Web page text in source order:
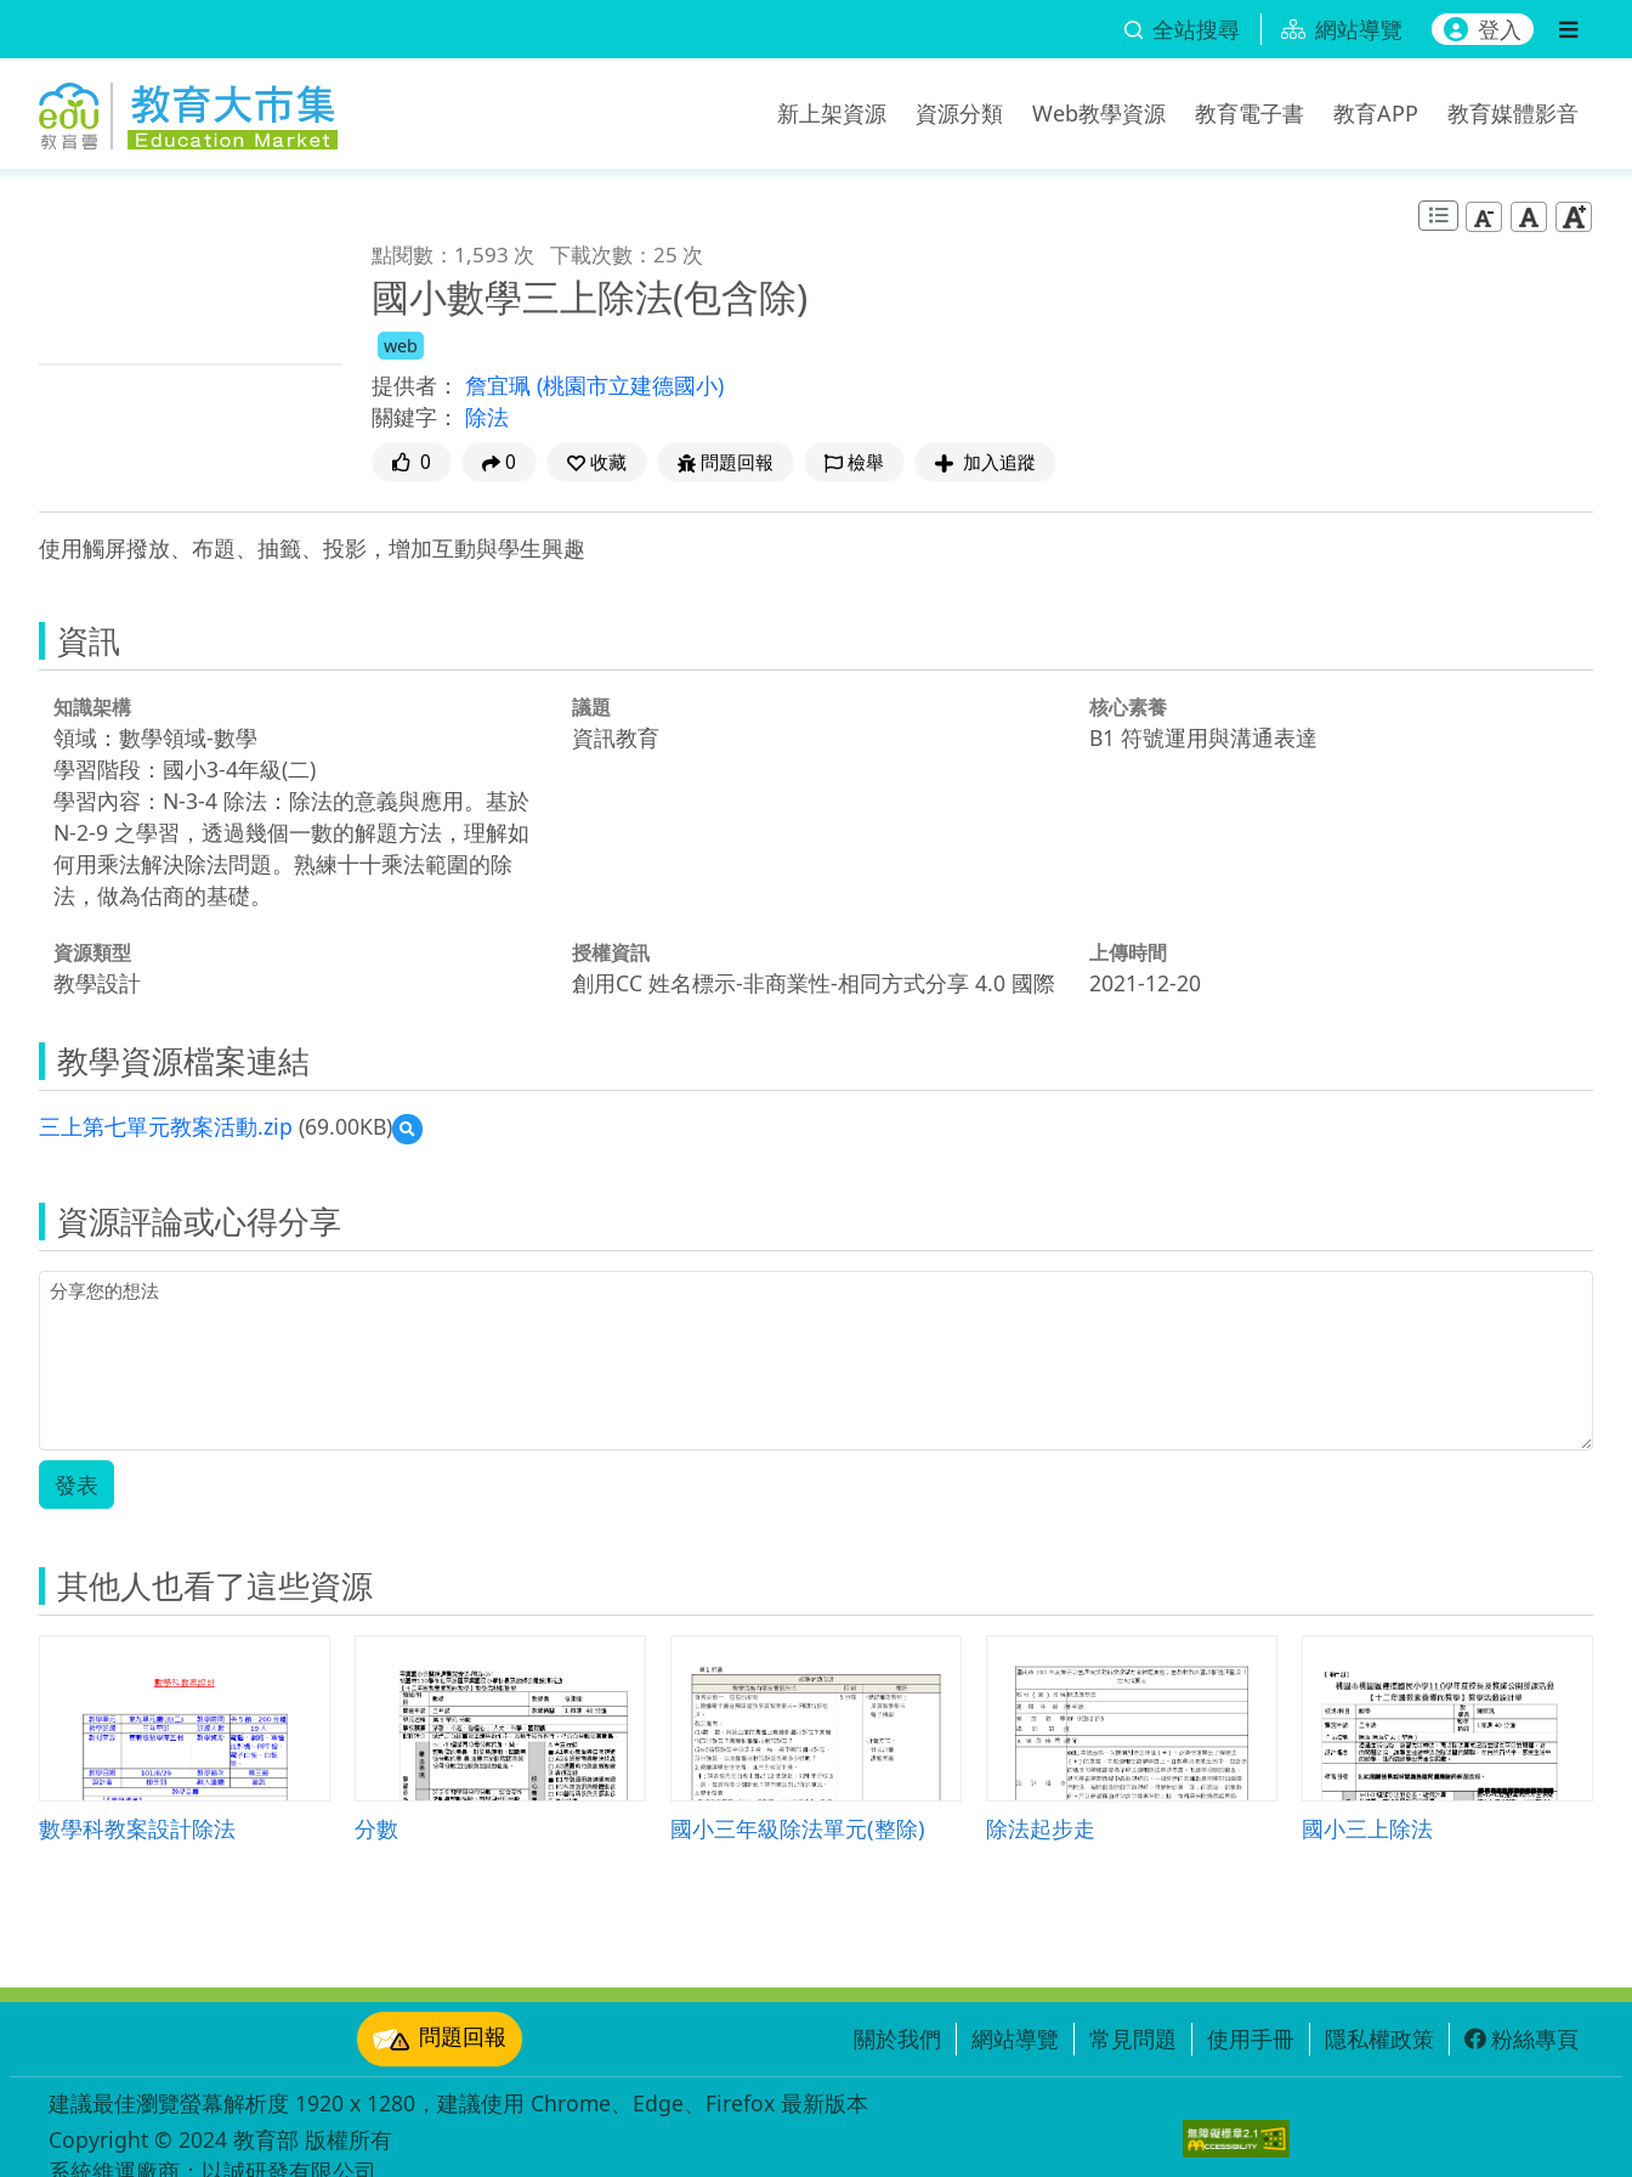
全站搜尋 網站導覽 登入
新上架資源 資源分類 Web教學資源 教育電子書 教育APP 教育媒體影音
點閱數：1,593 次 下載次數：25 次
國小數學三上除法(包含除)
web
提供者： 詹宜珮 (桃園市立建德國小)
關鍵字： 除法
0 0 收藏 問題回報 檢舉 加入追蹤
使用觸屏撥放、布題、抽籤、投影，增加互動與學生興趣
資訊
知識架構
領域：數學領域-數學
學習階段：國小3-4年級(二)
學習內容：N-3-4 除法：除法的意義與應用。基於
N-2-9 之學習，透過幾個一數的解題方法，理解如
何用乘法解決除法問題。熟練十十乘法範圍的除
法，做為估商的基礎。
議題
資訊教育
核心素養
B1 符號運用與溝通表達
資源類型
教學設計
授權資訊
創用CC 姓名標示-非商業性-相同方式分享 4.0 國際
上傳時間
2021-12-20
教學資源檔案連結
三上第七單元教案活動.zip (69.00KB)
預
覽
單
資源評論或心得分享
發表
其他人也看了這些資源
數學科教案設計除法 分數 國小三年級除法單元(整除) 除法起步走 國小三上除法
問題回報 關於我們 網站導覽 常見問題 使用手冊 隱私權政策 粉絲專頁
建議最佳瀏覽螢幕解析度 1920 x 1280，建議使用 Chrome、Edge、Firefox 最新版本
Copyright © 2024 教育部 版權所有
系統維運廠商：以誠研發有限公司